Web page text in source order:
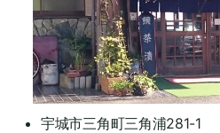
宇城市三角町三角浦281-1